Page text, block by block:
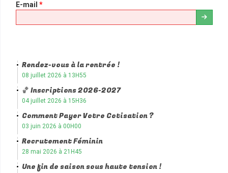
E-mail *
Rendez-vous à la rentrée !
08 juillet 2026 à 13H55
🏀 Inscriptions 2026-2027
04 juillet 2026 à 15H36
Comment Payer Votre Cotisation ?
03 juin 2026 à 00H00
Recrutement Féminin
28 mai 2026 à 21H45
Une fin de saison sous haute tension !